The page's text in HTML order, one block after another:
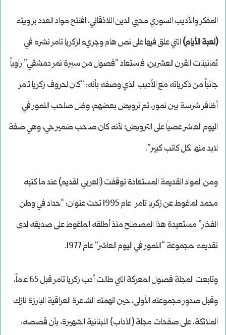
المفكر والأديب السوري محيي الدين اللاذقاني، افتتح مواد العدد بزاويته
(لعبة الأيام) التي علق فيها على نص هام وجريء لزكريا تامر نشره في
ثمانينات القرن العشرين، فاستعاد “فصول من سيرة نمر دمشقي” راوياً
جانباً من ذكرياته مع الأديب الذي وصفه بأنه: “كان لحروف زكريا تامر
أظافر شرسة بين نمور، تم ترويض بعضهم، وظل صاحب النمور في
اليوم العاشر عصياً على الترويض؛ لأنه كان صاحب ضمير حي، وهي صفة
لابد منها لكل كاتب كبير”.
ومن المواد القديمة المستعادة توقفت (العربي القديم) عند ما كتبه
محمد الماغوط عن زكريا تامر عام 1995 تحت عنوان: “حداد في وطن
الفخار” مستعيدة هذا المصطلح منذ أطلقه الماغوط على صديقه لدى
تقديمه لمجموعة “النمور في اليوم العاشر” عام 1977.
وتابعت المجلة فصول المعركة التي طالت أدب زكريا تامر قبل 65 عاماً،
وقبل صدور مجموعته الأولى، حين اتهمته الشاعرة العراقية البارزة نازك
الملائكة، على صفحات مجلة (الآداب) اللبنانية الشهيرة، بأن قصصه: